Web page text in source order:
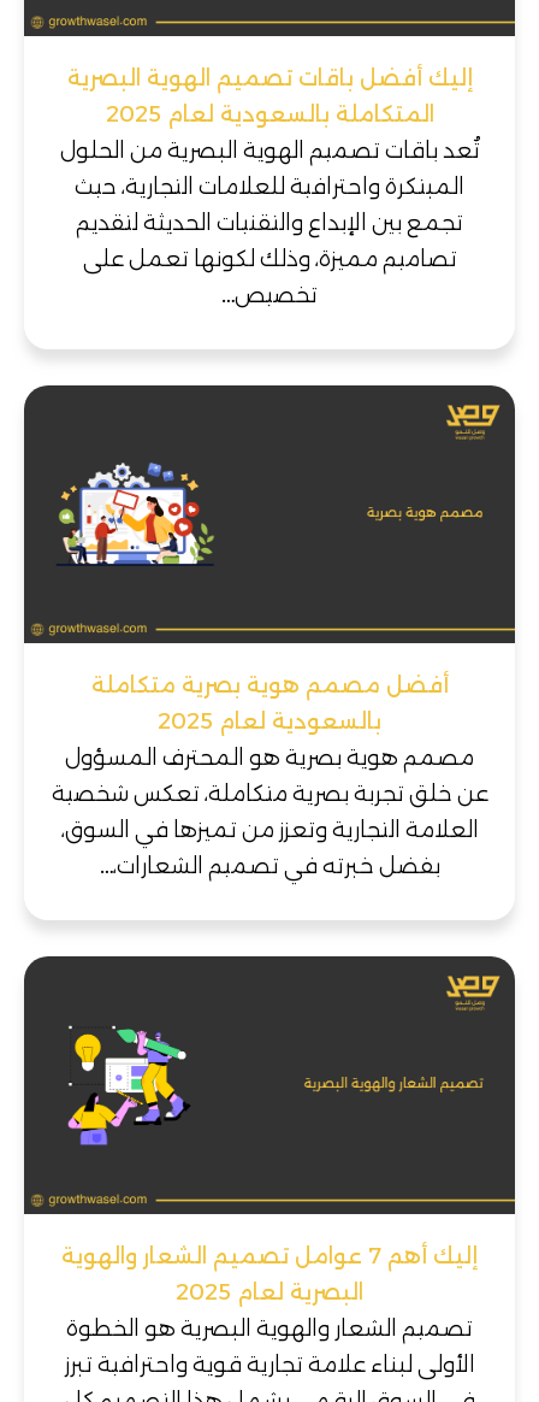
إليك أفضل باقات تصميم الهوية البصرية
المتكاملة بالسعودية لعام 2025
تُعد باقات تصميم الهوية البصرية من الحلول
المبتكرة واحترافية للعلامات التجارية، حيث
تجمع بين الإبداع والتقنيات الحديثة لتقديم
تصاميم مميزة، وذلك لكونها تعمل على
تخصيص…
أفضل مصمم هوية بصرية متكاملة
بالسعودية لعام 2025
مصمم هوية بصرية هو المحترف المسؤول
عن خلق تجربة بصرية متكاملة، تعكس شخصية
العلامة التجارية وتعزز من تميزها في السوق،
بفضل خبرته في تصميم الشعارات،…
إليك أهم 7 عوامل تصميم الشعار والهوية
البصرية لعام 2025
تصميم الشعار والهوية البصرية هو الخطوة
الأولى لبناء علامة تجارية قوية واحترافية تبرز